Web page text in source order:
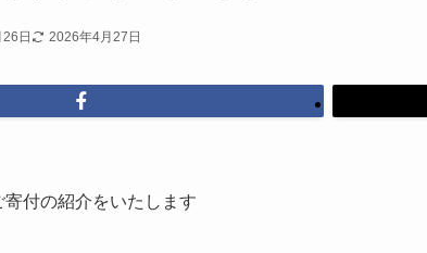
日 2026年4月27日
付の紹介をいたします